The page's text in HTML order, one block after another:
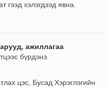
гээд хэлэгдээд явна.
ажиллагаа
бүрдэнэ.
цэс, Бусад Хэрэглэгийн